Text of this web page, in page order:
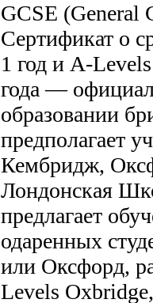
GCSE (General
Сертификат о
1 год и A-
года —
образовании
предполагает
Кембридж,
Лондонская
предлагает
одаренных
или Оксфорд,
Levels